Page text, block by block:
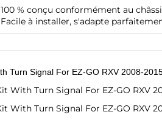
100 % conçu conformément au
Facile à installer, s'adapte